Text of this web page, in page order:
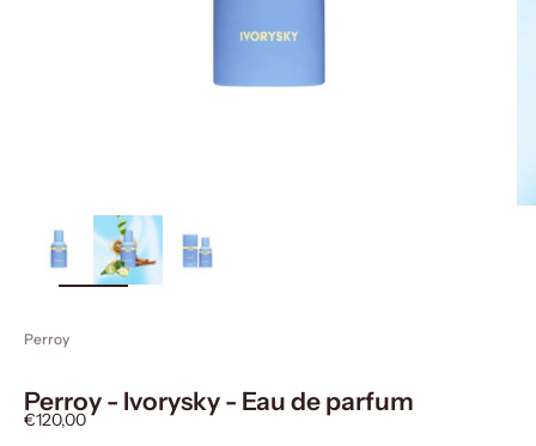
ingrandisci
immagine
Perroy
Perroy - Ivorysky - Eau de parfum
Prezzo scontato
€120,00